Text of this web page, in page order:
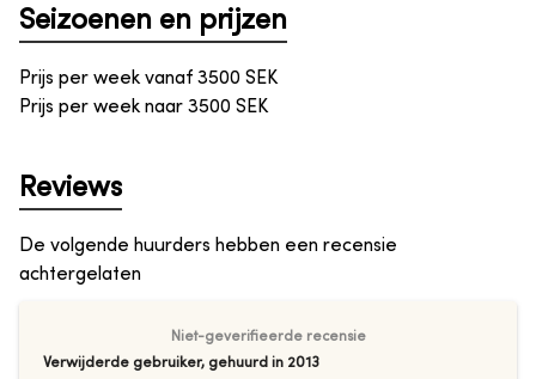
Seizoenen en prijzen
Prijs per week vanaf 3500 SEK
Prijs per week naar 3500 SEK
Reviews
De volgende huurders hebben een recensie
achtergelaten
Niet-geverifieerde recensie
Verwijderde gebruiker, gehuurd in 2013